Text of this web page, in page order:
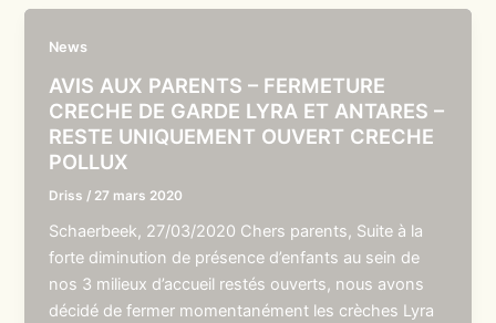
News
AVIS AUX PARENTS – FERMETURE
CRECHE DE GARDE LYRA ET ANTARES –
RESTE UNIQUEMENT OUVERT CRECHE
POLLUX
Driss / 27 mars 2020
Schaerbeek, 27/03/2020 Chers parents, Suite à la
forte diminution de présence d’enfants au sein de
nos 3 milieux d’accueil restés ouverts, nous avons
décidé de fermer momentanément les crèches Lyra